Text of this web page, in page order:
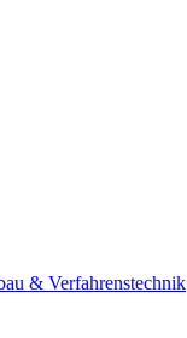
& Verfahrenstechnik